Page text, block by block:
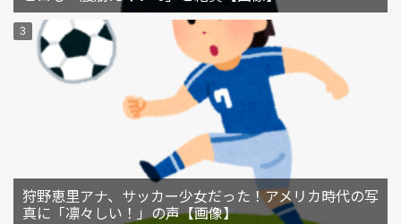
狩野恵里アナ、サッカー少女だった！アメリカ時代の写
真に「凛々しい！」の声【画像】